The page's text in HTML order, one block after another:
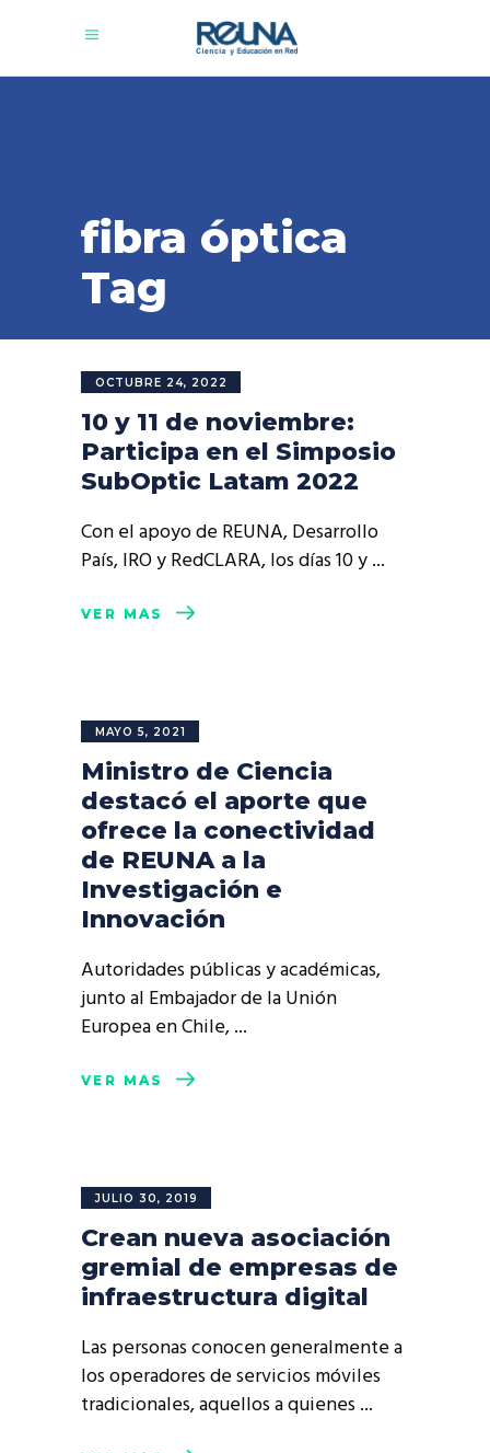
fibra óptica
Tag
OCTUBRE 24, 2022
10 y 11 de noviembre:
Participa en el Simposio
SubOptic Latam 2022
Con el apoyo de REUNA, Desarrollo
País, IRO y RedCLARA, los días 10 y
VER MÁS
MAYO 5, 2021
Ministro de Ciencia
destacó el aporte que
ofrece la conectividad
de REUNA a la
Investigación e
Innovación
Autoridades públicas y académicas,
junto al Embajador de la Unión
Europea en Chile,
VER MÁS
JULIO 30, 2019
Crean nueva asociación
gremial de empresas de
infraestructura digital
Las personas conocen generalmente a
los operadores de servicios móviles
tradicionales, aquellos a quienes